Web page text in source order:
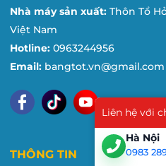
Nhà máy sản xuất: Thôn Tổ
Việt Nam
Hotline: 0963244956
Email: bangtot.vn@gmail.com
THÔNG TIN
Liên hệ với
Hà Nội
0983